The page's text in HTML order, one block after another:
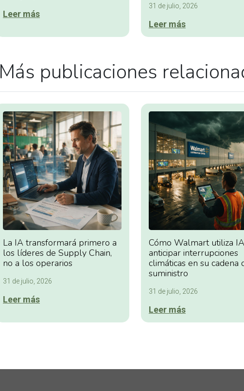
Leer más
31 de julio, 2026
Leer más
Más publicaciones
La IA transformará primero a
los líderes de Supply Chain,
no a los operarios
31 de julio, 2026
Leer más
Cómo Walmart utiliza
anticipar interrupciones
climáticas en su cadena
suministro
31 de julio, 2026
Leer más